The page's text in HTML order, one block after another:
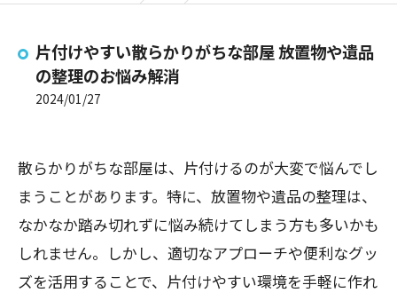
片付けやすい散らかりがちな部屋 放置物や遺品
の整理のお悩み解消
2024/01/27
散らかりがちな部屋は、片付けるのが大変で悩んでし
まうことがあります。特に、放置物や遺品の整理は、
なかなか踏み切れずに悩み続けてしまう方も多いかも
しれません。しかし、適切なアプローチや便利なグッ
ズを活用することで、片付けやすい環境を手軽に作れ